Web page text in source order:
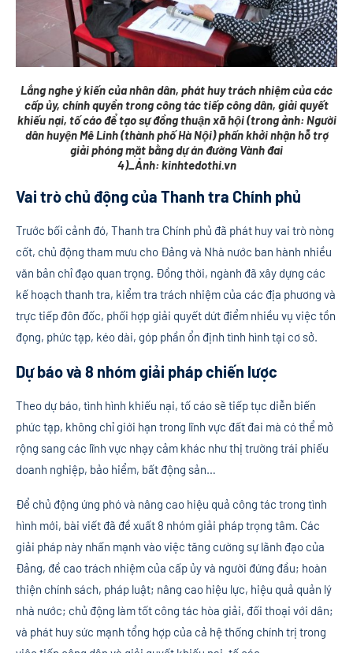
Lắng nghe ý kiến của nhân dân, phát huy trách nhiệm của các
cấp ủy, chính quyền trong công tác tiếp công dân, giải quyết
khiếu nại, tố cáo để tạo sự đồng thuận xã hội (trong ảnh: Người
dân huyện Mê Linh (thành phố Hà Nội) phấn khởi nhận hỗ trợ
giải phóng mặt bằng dự án đường Vành đai
4)_Ảnh: kinhtedothi.vn
Vai trò chủ động của Thanh tra Chính phủ
Trước bối cảnh đó, Thanh tra Chính phủ đã phát huy vai trò nòng
cốt, chủ động tham mưu cho Đảng và Nhà nước ban hành nhiều
văn bản chỉ đạo quan trọng. Đồng thời, ngành đã xây dựng các
kế hoạch thanh tra, kiểm tra trách nhiệm của các địa phương và
trực tiếp đôn đốc, phối hợp giải quyết dứt điểm nhiều vụ việc tồn
đọng, phức tạp, kéo dài, góp phần ổn định tình hình tại cơ sở.
Dự báo và 8 nhóm giải pháp chiến lược
Theo dự báo, tình hình khiếu nại, tố cáo sẽ tiếp tục diễn biến
phức tạp, không chỉ giới hạn trong lĩnh vực đất đai mà có thể mở
rộng sang các lĩnh vực nhạy cảm khác như thị trường trái phiếu
doanh nghiệp, bảo hiểm, bất động sản…
Để chủ động ứng phó và nâng cao hiệu quả công tác trong tình
hình mới, bài viết đã đề xuất 8 nhóm giải pháp trọng tâm. Các
giải pháp này nhấn mạnh vào việc tăng cường sự lãnh đạo của
Đảng, đề cao trách nhiệm của cấp ủy và người đứng đầu; hoàn
thiện chính sách, pháp luật; nâng cao hiệu lực, hiệu quả quản lý
nhà nước; chủ động làm tốt công tác hòa giải, đối thoại với dân;
và phát huy sức mạnh tổng hợp của cả hệ thống chính trị trong